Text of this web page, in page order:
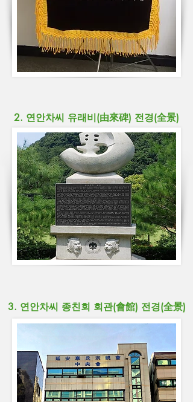
2. 연안차씨 유래비(由來碑) 전경(全景)
3. 연안차씨 종친회 회관(會館) 전경(全景)